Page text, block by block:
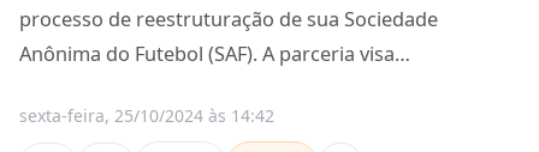
processo de reestruturação de sua Sociedade
Anônima do Futebol (SAF). A parceria visa…
sexta-feira, 25/10/2024 às 14:42